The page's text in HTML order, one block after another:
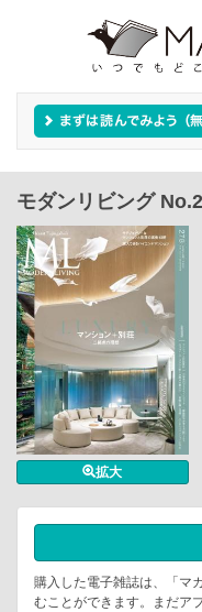
モダンリビング
拡大
購入した電子雑誌は、「マ
むことができます。まだア